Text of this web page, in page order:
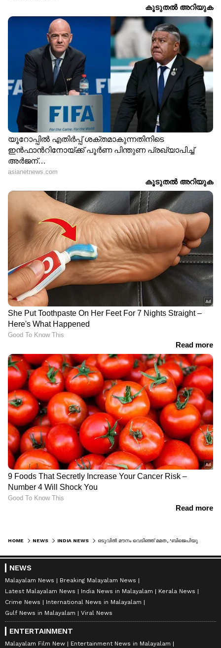
HOME NEWS INDIA NEWS
NEWS
Malayalam News
Breaking Malayalam News
Latest Malayalam News
India News in Malayalam
Kerala News
Crime News
International News in Malayalam
Gulf News in Malayalam
Viral News
ENTERTAINMENT
Malayalam Film New
Entertainment News in Malayalam